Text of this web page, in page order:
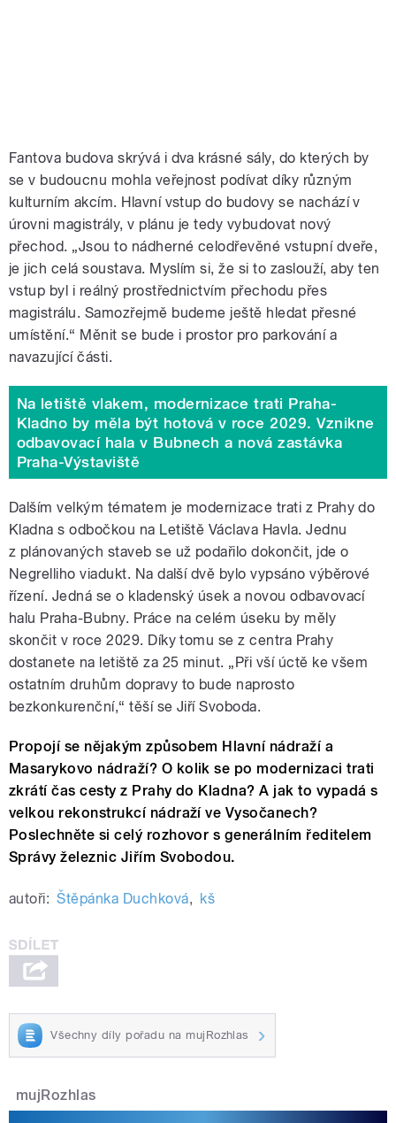
Fantova budova skrývá i dva krásné sály, do kterých by
se v budoucnu mohla veřejnost podívat díky různým
kulturním akcím. Hlavní vstup do budovy se nachází v
úrovni magistrály, v plánu je tedy vybudovat nový
přechod. „Jsou to nádherné celodřevěné vstupní dveře,
je jich celá soustava. Myslím si, že si to zaslouží, aby ten
vstup byl i reálný prostřednictvím přechodu přes
magistrálu. Samozřejmě budeme ještě hledat přesné
umístění.“ Měnit se bude i prostor pro parkování a
navazující části.
Na letiště vlakem, modernizace trati Praha-
Kladno by měla být hotová v roce 2029. Vznikne
odbavovací hala v Bubnech a nová zastávka
Praha-Výstaviště
Dalším velkým tématem je modernizace trati z Prahy do
Kladna s odbočkou na Letiště Václava Havla. Jednu
z plánovaných staveb se už podařilo dokončit, jde o
Negrelliho viadukt. Na další dvě bylo vypsáno výběrové
řízení. Jedná se o kladenský úsek a novou odbavovací
halu Praha-Bubny. Práce na celém úseku by měly
skončit v roce 2029. Díky tomu se z centra Prahy
dostanete na letiště za 25 minut. „Při vší úctě ke všem
ostatním druhům dopravy to bude naprosto
bezkonkurenční,“ těší se Jiří Svoboda.
Propojí se nějakým způsobem Hlavní nádraží a
Masarykovo nádraží? O kolik se po modernizaci trati
zkrátí čas cesty z Prahy do Kladna? A jak to vypadá s
velkou rekonstrukcí nádraží ve Vysočanech?
Poslechněte si celý rozhovor s generálním ředitelem
Správy železnic Jiřím Svobodou.
autoři: Štěpánka Duchková, kš
Všechny díly pořadu na mujRozhlas
mujRozhlas